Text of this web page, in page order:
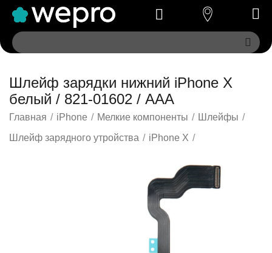
Шлейф зарядки нижний iPhone X
белый / 821-01602 / AAA
Главная / iPhone / Мелкие компоненты / Шлейфы /
Шлейф зарядного утройства / iPhone X /